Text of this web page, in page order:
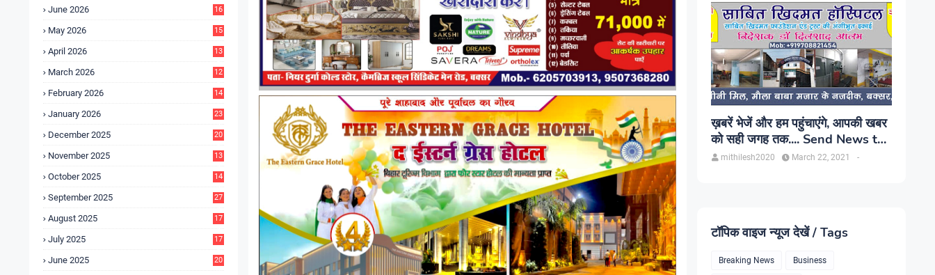
June 2026
16
May 2026
15
April 2026
13
March 2026
12
February 2026
14
January 2026
23
December 2025
20
November 2025
13
October 2025
14
September 2025
27
August 2025
17
July 2025
17
June 2025
20
ख़बरें भेजें और हम पहुंचाएंगे, आपकी खबर
को सही जगह तक.... Send News to
us!mithilesh2020 -
March 22, 2021
टॉपिक वाइज न्यूज देखें / Tags
Breaking News Business